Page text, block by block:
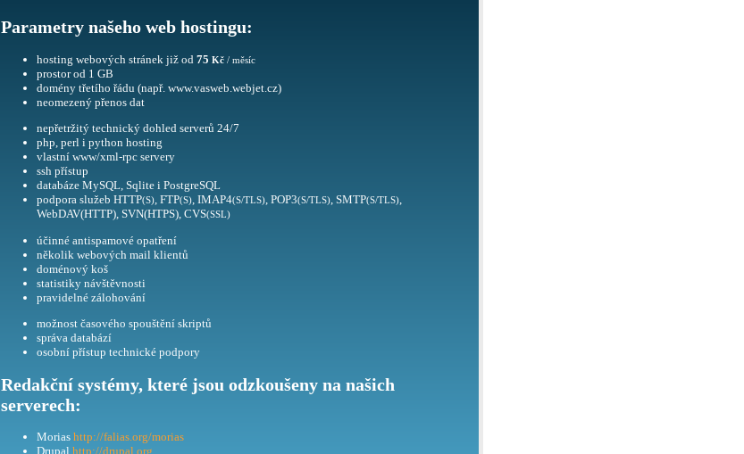
Parametry našeho web hostingu:
hosting webových stránek již od 75 Kč / měsíc
prostor od 1 GB
domény třetího řádu (např. www.vasweb.webjet.cz)
neomezený přenos dat
nepřetržitý technický dohled serverů 24/7
php, perl i python hosting
vlastní www/xml-rpc servery
ssh přístup
databáze MySQL, Sqlite i PostgreSQL
podpora služeb HTTP(S), FTP(S), IMAP4(S/TLS), POP3(S/TLS), SMTP(S/TLS),
WebDAV(HTTP), SVN(HTPS), CVS(SSL)
účinné antispamové opatření
několik webových mail klientů
doménový koš
statistiky návštěvnosti
pravidelné zálohování
možnost časového spouštění skriptů
správa databází
osobní přístup technické podpory
Redakční systémy, které jsou odzkoušeny na našich
serverech:
Morias http://falias.org/morias
Drupal http://drupal.org